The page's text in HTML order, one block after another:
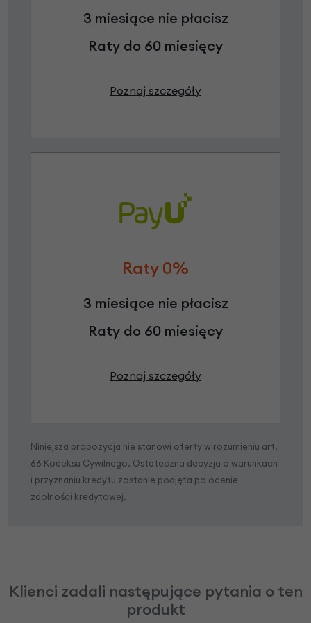
3 miesiące nie płacisz
Raty do 60 miesięcy
Poznaj szczegóły
Raty 0%
3 miesiące nie płacisz
Raty do 60 miesięcy
Poznaj szczegóły
Niniejsza propozycja nie stanowi oferty w rozumieniu art.
66 Kodeksu Cywilnego. Ostateczna decyzja o warunkach
i przyznaniu kredytu zostanie podjęta po ocenie
zdolności kredytowej.
Klienci zadali następujące pytania o ten
produkt